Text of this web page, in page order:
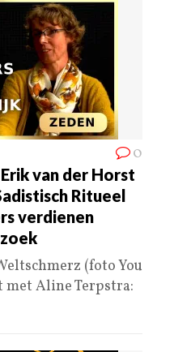
0
van der Horst
Ritueel
verdienen
(foto You
met Aline Terpstra: